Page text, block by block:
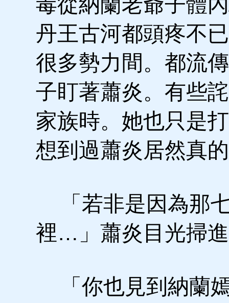
丹王古河都頭疼不
很多勢力間。都流
子盯著蕭炎。有些
家族時。她也只是
想到過蕭炎居然真
「若非是因為那
裡…」蕭炎目光掃
「你也見到納蘭